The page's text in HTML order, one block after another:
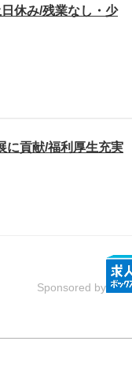
休み/残業なし・少
に貢献/福利厚生充実
Sponsored by